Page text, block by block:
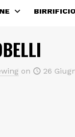
BIRRIFICIO
on 26